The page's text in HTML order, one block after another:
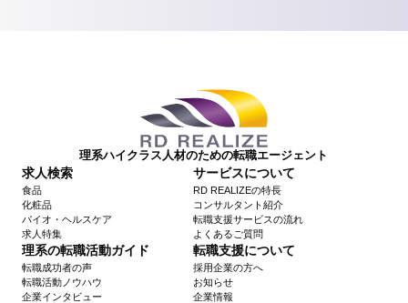
理系ハイクラス人材のための転職エージェント
求人検索
食品
化粧品
バイオ・ヘルスケア
求人特集
サービスについて
RD REALIZEの特長
コンサルタント紹介
転職支援サービスの流れ
よくあるご質問
理系の転職活動ガイド
転職成功者の声
転職活動ノウハウ
企業インタビュー
転職支援について
採用企業の方へ
お知らせ
企業情報